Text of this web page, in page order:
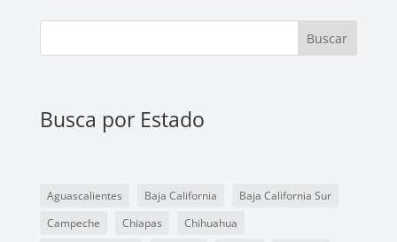
Buscar
Busca por Estado
Aguascalientes Baja California
Baja California Sur
Campeche
Chiapas
Chihuahua